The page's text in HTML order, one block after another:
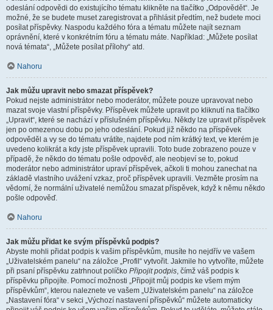
odeslání odpovědi do existujícího tématu klikněte na tlačítko „Odpovědět“. Je
možné, že se budete muset zaregistrovat a přihlásit předtím, než budete moci
posílat příspěvky. Naspodu každého fóra a tématu můžete najít seznam
oprávnění, které v konkrétním fóru a tématu máte. Například: „Můžete posílat
nová témata“, „Můžete posílat přílohy“ atd.
Nahoru
Jak můžu upravit nebo smazat příspěvek?
Pokud nejste administrátor nebo moderátor, můžete pouze upravovat nebo
mazat svoje vlastní příspěvky. Příspěvek můžete upravit po kliknutí na tlačítko
„Upravit“, které se nachází v příslušném příspěvku. Někdy lze upravit příspěvek
jen po omezenou dobu po jeho odeslání. Pokud již někdo na příspěvek
odpověděl a vy se do tématu vrátíte, najdete pod ním krátký text, ve kterém je
uvedeno kolikrát a kdy jste příspěvek upravili. Toto bude zobrazeno pouze v
případě, že někdo do tématu pošle odpověď, ale neobjeví se to, pokud
moderátor nebo administrátor upraví příspěvek, ačkoli ti mohou zanechat na
základě vlastního uvážení vzkaz, proč příspěvek upravili. Vezměte prosím na
vědomí, že normální uživatelé nemůžou smazat příspěvek, když k němu někdo
pošle odpověď.
Nahoru
Jak můžu přidat ke svým příspěvků podpis?
Abyste mohli přidat podpis k vašim příspěvkům, musíte ho nejdřív ve vašem
„Uživatelském panelu“ na záložce „Profil“ vytvořit. Jakmile ho vytvoříte, můžete
při psaní příspěvku zatrhnout políčko Připojit podpis, čímž váš podpis k
příspěvku připojíte. Pomocí možnosti „Připojit můj podpis ke všem mým
příspěvkům“, kterou naleznete ve vašem „Uživatelském panelu“ na záložce
„Nastavení fóra“ v sekci „Výchozí nastavení příspěvků“ můžete automaticky